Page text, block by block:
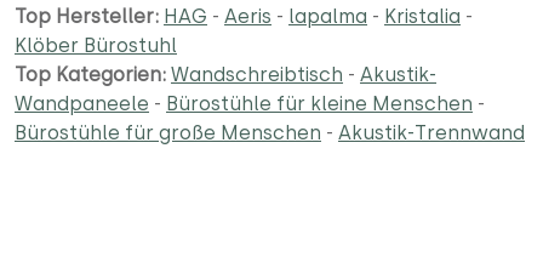
Top Hersteller: HAG - Aeris - lapalma - Kristalia -
Klöber Bürostuhl
Top Kategorien: Wandschreibtisch - Akustik-
Wandpaneele - Bürostühle für kleine Menschen -
Bürostühle für große Menschen - Akustik-Trennwand